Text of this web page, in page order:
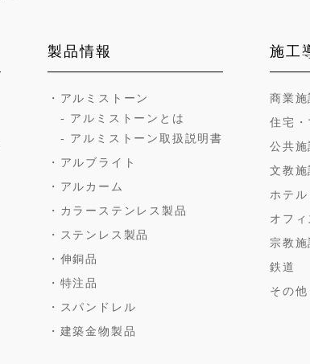
製品情報
・アルミストーン
- アルミストーンとは
- アルミストーン取扱説明書
・アルブライト
・アルカーム
・カラーステンレス製品
・ステンレス製品
・伸銅品
・特注品
・スパンドレル
・建築金物製品
施工
商業施
住宅・
公共施
文教施
ホテル
オフィ
宗教施
鉄道
その他